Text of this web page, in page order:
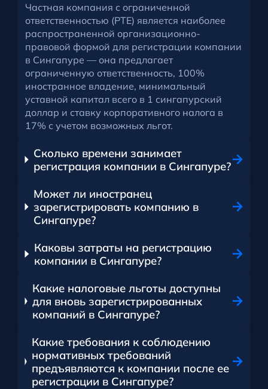
Частная компания с ограниченной
ответственностью (PTE) является наиболее
распространенной организационно-
правовой формой для регистрации компании
в Сингапуре — она предлагает
ограниченную ответственность, 100%
иностранное владение, минимальный
уставной капитал всего в 1 сингапурский
доллар и ставку корпоративного налога в
17% с учетом возможных льгот.
Сколько времени занимает
регистрация компании в Сингапуре?
Может ли иностранец
зарегистрировать компанию в
Сингапуре?
Каковы затраты на регистрацию
компании в Сингапуре?
Какие налоговые льготы доступны
для вновь зарегистрированных
компаний в Сингапуре?
Какие требования к соблюдению
нормативных требований
предъявляются к компании после ее
регистрации в Сингапуре?